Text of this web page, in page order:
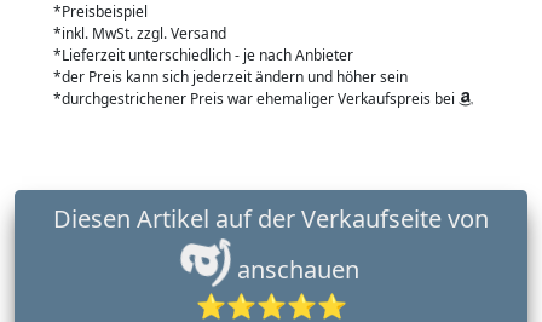
*Preisbeispiel
*inkl. MwSt. zzgl. Versand
*Lieferzeit unterschiedlich - je nach Anbieter
*der Preis kann sich jederzeit ändern und höher sein
*durchgestrichener Preis war ehemaliger Verkaufspreis bei
anschauen
⭐⭐⭐⭐⭐